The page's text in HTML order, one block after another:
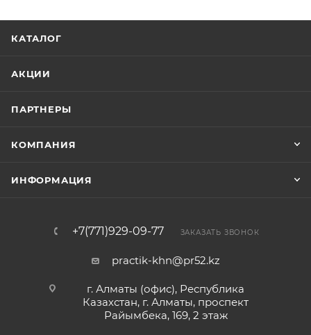
КАТАЛОГ
АКЦИИ
ПАРТНЕРЫ
КОМПАНИЯ
ИНФОРМАЦИЯ
+7(771)929-09-77 ЗАКАЗАТЬ ЗВОНОК
practik-khn@pr52.kz
г. Алматы (офис), Республика
Казахстан, г. Алматы, проспект
Райымбека, 169, 2 этаж